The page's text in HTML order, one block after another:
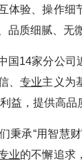
体验、操作细
品质细腻、无
国14家分公司
、专业主义为
益，提供高品
秉承“用智慧
业的不懈追求